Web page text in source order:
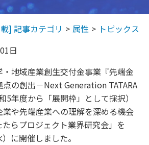
] 記事カテゴリ 属性
トピックス
日
地域産業創生交付金事業『先端金
の創出－Next Generation TATARA
年度から「展開枠」として採択）
や先端産業への理解を深める機会
らプロジェクト業界研究会」を
に開催しました。